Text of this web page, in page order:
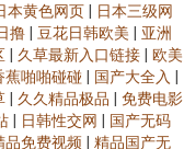
本黄色网页 | 日本三级网
撸 | 豆花日韩欧美 | 亚洲
| 久草最新入口链接 | 欧美
蕉啪啪碰碰 | 国产大全入 |
| 久久精品极品 | 免费电影
| 日韩性交网 | 国产无码
品免费视频 | 精品国产无